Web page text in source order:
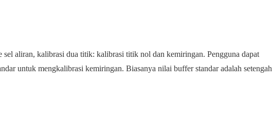
aliran, kalibrasi dua titik: kalibrasi titik nol dan kemiringan. Pengguna dapat
untuk mengkalibrasi kemiringan. Biasanya nilai buffer standar adalah setengah